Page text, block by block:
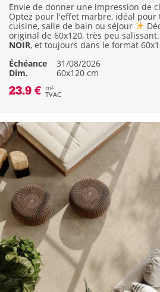
Envie de donner une impression de
Optez pour l'effet marbre, idéal pour
cuisine, salle de bain ou séjour
original de 60x120, très peu
NOIR, et toujours dans le format
Échéance
31/08/2026
Dim.
60x120 cm
23.9 € m²
TVAC